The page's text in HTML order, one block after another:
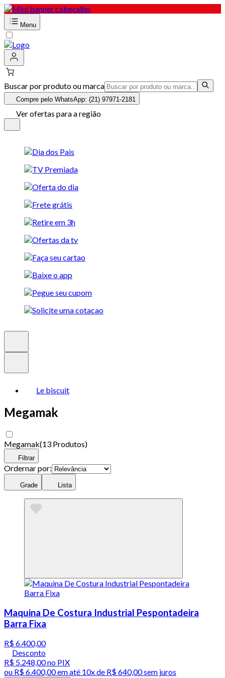
Menu
Buscar por produto ou marca
Compre pelo WhatsApp: (21) 97971-2181
Ver ofertas para a região
Le biscuit
Megamak
Megamak(13 Produtos)
Filtrar
Ordernar por:
Grade Lista
Maquina De Costura Industrial Pespontadeira
Barra Fixa
R$ 6.400,00
Desconto
R$ 5.248,00no PIX
ou R$ 6.400,00em até 10x de R$ 640,00 sem juros